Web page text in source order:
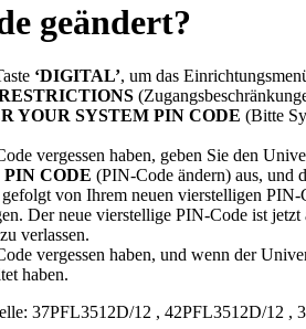
geändert?
‘DIGITAL’, um das
YOUR SYSTEM PIN CODE (Bitte
vergessen haben, geben Sie den
CODE (PIN-Code ändern) aus, und
von Ihrem neuen vierstelligen
Der neue vierstellige PIN-Code ist jetzt
verlassen.
vergessen haben, und wenn der
haben.
37PFL3512D/12 , 42PFL3512D/12 ,